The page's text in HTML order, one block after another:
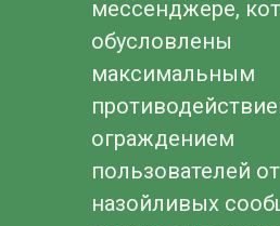
мессенджере,
обусловлены
максимальным
ограждением
пользователей
назойливых